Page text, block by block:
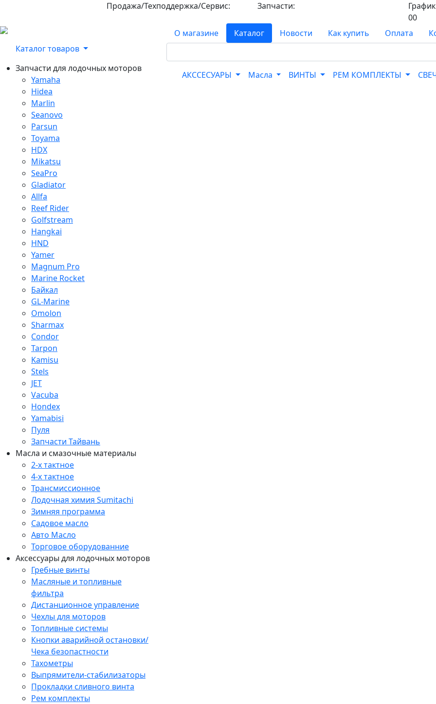
Продажа/Техподдержка/Сервис: Запчасти:
00
Каталог товаров
Запчасти для лодочных моторов
Yamaha
Hidea
Marlin
Seanovo
Parsun
Toyama
HDX
Mikatsu
SeaPro
Gladiator
Allfa
Reef Rider
Golfstream
Hangkai
HND
Yamer
Magnum Pro
Marine Rocket
Байкал
GL-Marine
Omolon
Sharmax
Condor
Tarpon
Kamisu
Stels
JET
Vacuba
Hondex
Yamabisi
Пуля
Запчасти Тайвань
Масла и смазочные материалы
2-х тактное
4-х тактное
Трансмиссионное
Лодочная химия Sumitachi
Зимняя программа
Садовое масло
Авто Масло
Торговое оборудованние
Аксессуары для лодочных моторов
Гребные винты
Масляные и топливные
фильтра
Дистанционное управление
Чехлы для моторов
Топливные системы
Кнопки аварийной остановки/
Чека безопастности
Тахометры
Выпрямители-стабилизаторы
Прокладки сливного винта
Рем комплекты
О магазине Каталог Новости Как купить Оплата
АКССЕСУАРЫ Масла ВИНТЫ РЕМ КОМПЛЕКТЫ